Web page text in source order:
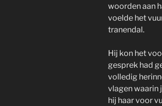
woorden aan
voelde het
tranendal.
Hij kon het
gesprek had
volledig
vlagen waarin
hij haar voor